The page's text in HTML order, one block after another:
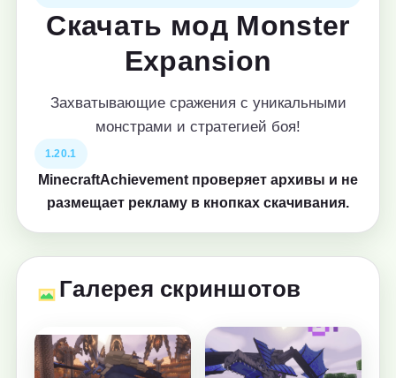
Скачать мод Monster
Expansion
Захватывающие сражения с уникальными
монстрами и стратегией боя!
1.20.1
MinecraftAchievement проверяет архивы и не
размещает рекламу в кнопках скачивания.
Галерея скриншотов